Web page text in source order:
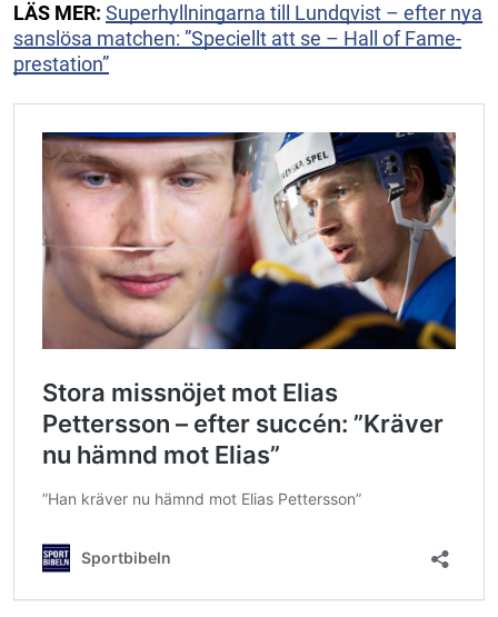
LÄS MER: Superhyllningarna till Lundqvist – efter nya
sanslösa matchen: ”Speciellt att se – Hall of Fame-
prestation”